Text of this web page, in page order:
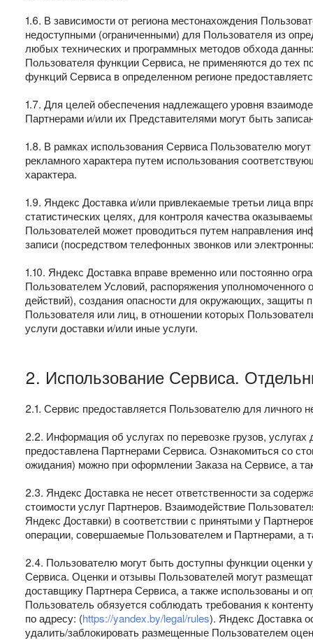
1.6. В зависимости от региона местонахождения
недоступными (ограниченными) для Пользователя из
любых технических и программных методов обхода
Пользователя функции Сервиса, не применяются до тех
функций Сервиса в определенном регионе
1.7. Для целей обеспечения надлежащего уровня
Партнерами и/или их Представителями могут быть
1.8. В рамках использования Сервиса Пользователю
рекламного характера путем использования
характера.
1.9. Яндекс Доставка и/или привлекаемые третьи лица
статистических целях, для контроля качества
Пользователей может проводиться путем направления
записи (посредством телефонных звонков или
1.10. Яндекс Доставка вправе временно или постоянно
Пользователем Условий, распоряжения
действий), создания опасности для окружающих, защиты
Пользователя или лиц, в отношении которых
услуги доставки и/или иные услуги.
2. Использование Сервиса.
2.1. Сервис предоставляется Пользователю для личного
2.2. Информация об услугах по перевозке грузов,
предоставлена Партнерами Сервиса. Ознакомиться со
ожидания) можно при оформлении Заказа на Сервисе, а
2.3. Яндекс Доставка не несет ответственности за
стоимости услуг Партнеров. Взаимодействие
Яндекс Доставки) в соответствии с принятыми у
операции, совершаемые Пользователем и Партнерами, а
2.4. Пользователю могут быть доступны функции оценки
Сервиса. Оценки и отзывы Пользователей могут
доставщику Партнера Сервиса, а также использованы и
Пользователь обязуется соблюдать требования к
по адресу: (https://yandex.by/legal/rules). Яндекс Доставка
удалить/заблокировать размещенные Пользователем